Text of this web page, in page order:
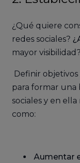
¿Qué quiere
redes sociales?
mayor visibilidad?
Definir objetivos
para formar una
sociales y en
como:
Aumentar